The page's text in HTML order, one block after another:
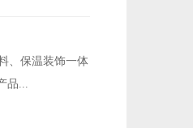
、保温装饰一体
品...